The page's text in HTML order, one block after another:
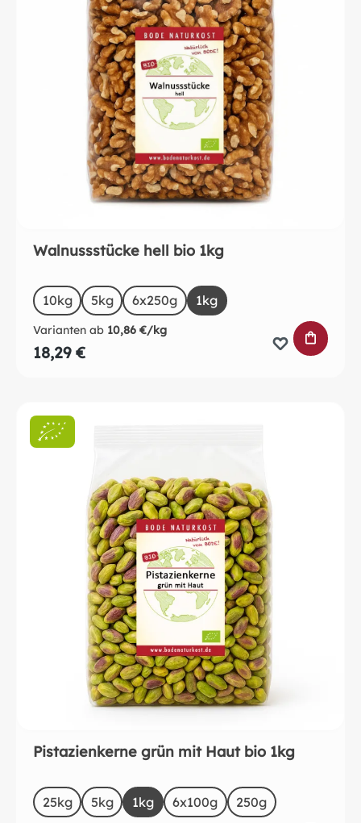
Walnussstücke hell bio 1kg
Sizeauswählen
10kg 5kg 6x250g 1kg
Varianten ab 10,86 €/kg
18,29 €
IN DEN
Pistazienkerne grün mit Haut bio 1kg
Sizeauswählen
25kg 5kg 1kg 6x100g 250g